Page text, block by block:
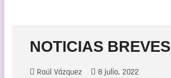
NOTICIAS BREVES
Raúl Vázquez 8 julio, 2022